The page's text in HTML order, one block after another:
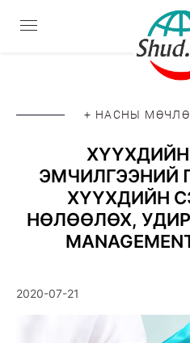
+ НАСНЫ
ЭМЧИЛГЭЭНИЙ
ХҮҮХДИЙН
НӨЛӨӨЛӨХ,
2020-07-21